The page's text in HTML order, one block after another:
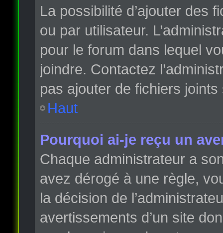
La possibilité d’ajouter des
ou par utilisateur.
pour le forum dans lequel
joindre. Contactez
pas ajouter de fichiers
Haut
Pourquoi ai-je reçu un
Chaque administrateur a
avez dérogé à une règle,
la décision de
avertissements d’un site